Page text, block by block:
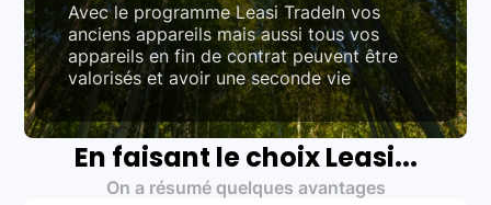
Avec le programme Leasi TradeIn vos
anciens appareils mais aussi tous vos
appareils en fin de contrat peuvent être
valorisés et avoir une seconde vie
En faisant le choix Leasi...
On a résumé quelques avantages